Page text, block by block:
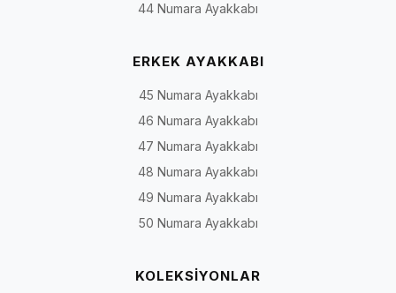
44 Numara Ayakkabı
ERKEK AYAKKABI
45 Numara Ayakkabı
46 Numara Ayakkabı
47 Numara Ayakkabı
48 Numara Ayakkabı
49 Numara Ayakkabı
50 Numara Ayakkabı
KOLEKSİYONLAR